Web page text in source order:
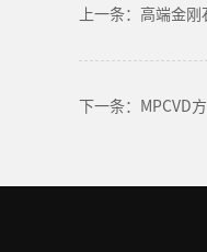
上一条：高端金
下一条：MPCVD